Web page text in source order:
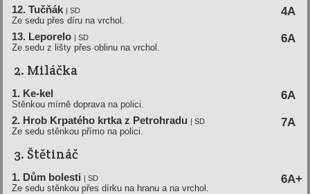
12. Tučňák | SD 4A
Ze sedu přes díru na vrchol.
13. Leporelo | SD 6A
Ze sedu z lišty přes oblinu na vrchol.
2. Miláčka
1. Ke-kel 6A
Stěnkou mírně doprava na polici.
2. Hrob Krpatého krtka z Petrohradu | SD 7A
Ze sedu stěnkou přímo na polici.
3. Štětináč
1. Dům bolesti | SD 6A+
Ze sedu stěnkou přes dírku na hranu a na vrchol.